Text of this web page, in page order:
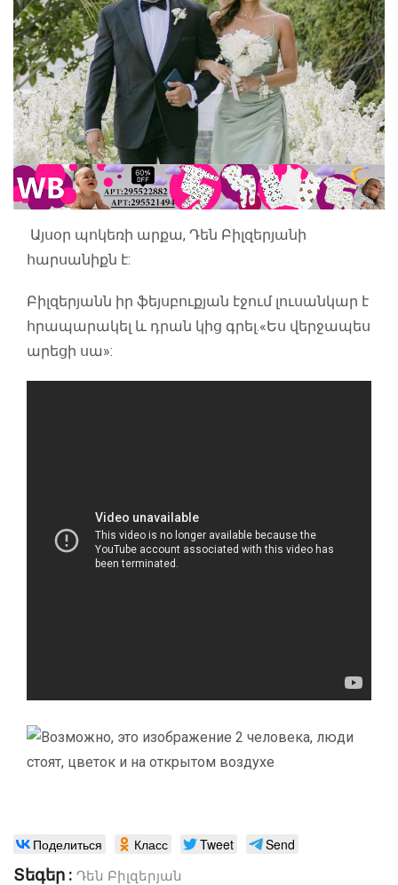
Այսօր պոկեռի արքա, Դեն Բիլզերյանի
հարսանիքն է:
Բիլզերյանն իր ֆեյսբուքյան էջում լուսանկար է
հրապարակել և դրան կից գրել.«Ես վերջապես
արեցի սա»:
Поделиться Класс Tweet Send
Տեգեր : Դեն Բիլզերյան